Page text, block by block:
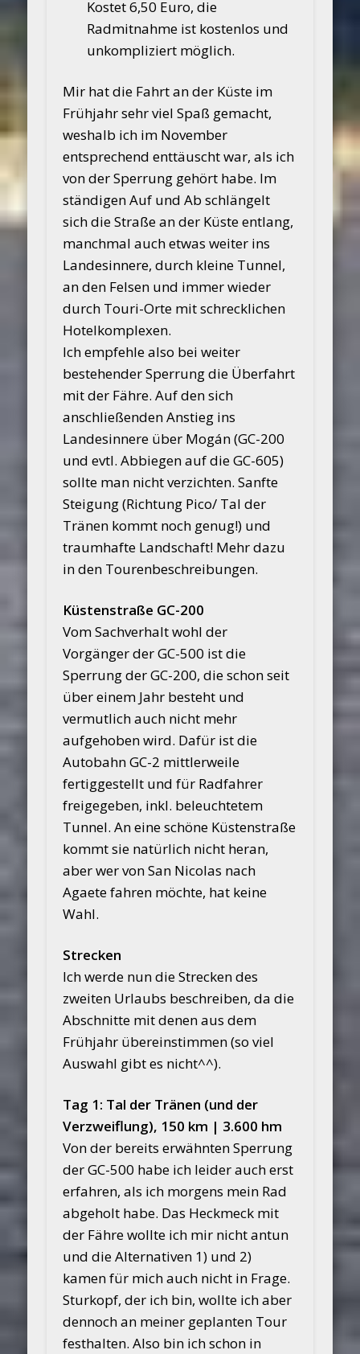
Kostet 6,50 Euro, die
Radmitnahme ist kostenlos und
unkompliziert möglich.
Mir hat die Fahrt an der Küste im
Frühjahr sehr viel Spaß gemacht,
weshalb ich im November
entsprechend enttäuscht war, als ich
von der Sperrung gehört habe. Im
ständigen Auf und Ab schlängelt
sich die Straße an der Küste entlang,
manchmal auch etwas weiter ins
Landesinnere, durch kleine Tunnel,
an den Felsen und immer wieder
durch Touri-Orte mit schrecklichen
Hotelkomplexen.
Ich empfehle also bei weiter
bestehender Sperrung die Überfahrt
mit der Fähre. Auf den sich
anschließenden Anstieg ins
Landesinnere über Mogán (GC-200
und evtl. Abbiegen auf die GC-605)
sollte man nicht verzichten. Sanfte
Steigung (Richtung Pico/ Tal der
Tränen kommt noch genug!) und
traumhafte Landschaft! Mehr dazu
in den Tourenbeschreibungen.
Küstenstraße GC-200
Vom Sachverhalt wohl der
Vorgänger der GC-500 ist die
Sperrung der GC-200, die schon seit
über einem Jahr besteht und
vermutlich auch nicht mehr
aufgehoben wird. Dafür ist die
Autobahn GC-2 mittlerweile
fertiggestellt und für Radfahrer
freigegeben, inkl. beleuchtetem
Tunnel. An eine schöne Küstenstraße
kommt sie natürlich nicht heran,
aber wer von San Nicolas nach
Agaete fahren möchte, hat keine
Wahl.
Strecken
Ich werde nun die Strecken des
zweiten Urlaubs beschreiben, da die
Abschnitte mit denen aus dem
Frühjahr übereinstimmen (so viel
Auswahl gibt es nicht^^).
Tag 1: Tal der Tränen (und der
Verzweiflung), 150 km | 3.600 hm
Von der bereits erwähnten Sperrung
der GC-500 habe ich leider auch erst
erfahren, als ich morgens mein Rad
abgeholt habe. Das Heckmeck mit
der Fähre wollte ich mir nicht antun
und die Alternativen 1) und 2)
kamen für mich auch nicht in Frage.
Sturkopf, der ich bin, wollte ich aber
dennoch an meiner geplanten Tour
festhalten. Also bin ich schon in